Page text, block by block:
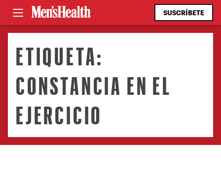
SUSCRÍBETE
ETIQUETA:
CONSTANCIA EN EL
EJERCICIO